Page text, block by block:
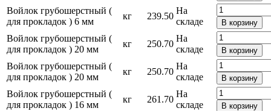
Войлок грубошерстный (
для прокладок ) 6 мм
кг 239.50
На
складе
В корзину
Войлок грубошерстный (
для прокладок ) 20 мм
кг 250.70
На
складе
В корзину
Войлок грубошерстный (
для прокладок ) 20 мм
кг 250.70
На
складе
В корзину
Войлок грубошерстный (
для прокладок ) 16 мм
кг 261.70
На
складе
В корзину